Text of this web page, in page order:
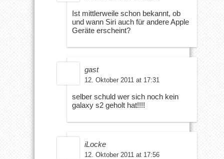
Ist mittlerweile schon bekannt, ob
und wann Siri auch für andere Apple
Geräte erscheint?
gast
12. Oktober 2011 at 17:31
selber schuld wer sich noch kein
galaxy s2 geholt hat!!!!
iLocke
12. Oktober 2011 at 17:56